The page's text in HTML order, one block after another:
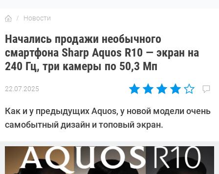
Новости
Начались продажи необычного
смартфона Sharp Aquos R10 — экран на
240 Гц, три камеры по 50,3 Мп
22.07.2025
Автор:
Калашников
Как и у предыдущих Aquos, у новой модели очень
самобытный дизайн и топовый экран.